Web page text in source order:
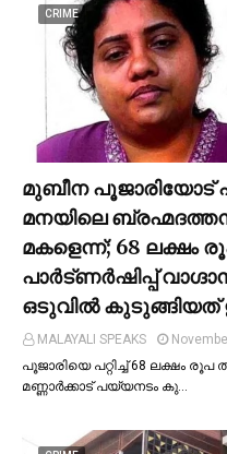
CRIME
മുബീന പൂജാരിയോട്
മനയിലെ ബ്രഹ്മദത്തൻ
മകളെന്ന്; 68 ലക്ഷം
പാര്‍ട്ണര്‍ഷിപ്പ്
ഒടുവില്‍ കുടുങ്ങിയത്
MALAYALI SPEAKS
പൂജാരിയെ പറ്റിച്ച്‌ 68 ലക്ഷം രൂപ
മണ്ണാർക്കാട് പയ്യനടം കു…